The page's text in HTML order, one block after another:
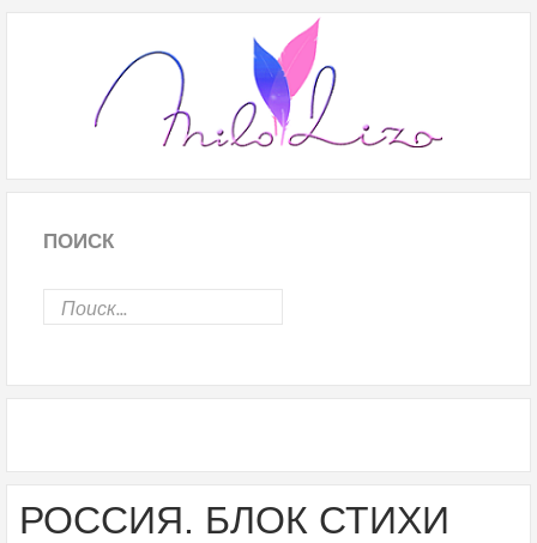
ПОИСК
РОССИЯ. БЛОК СТИХИ